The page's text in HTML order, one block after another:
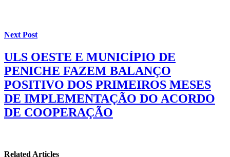
Next Post
ULS OESTE E MUNICÍPIO DE
PENICHE FAZEM BALANÇO
POSITIVO DOS PRIMEIROS MESES
DE IMPLEMENTAÇÃO DO ACORDO
DE COOPERAÇÃO
Related Articles